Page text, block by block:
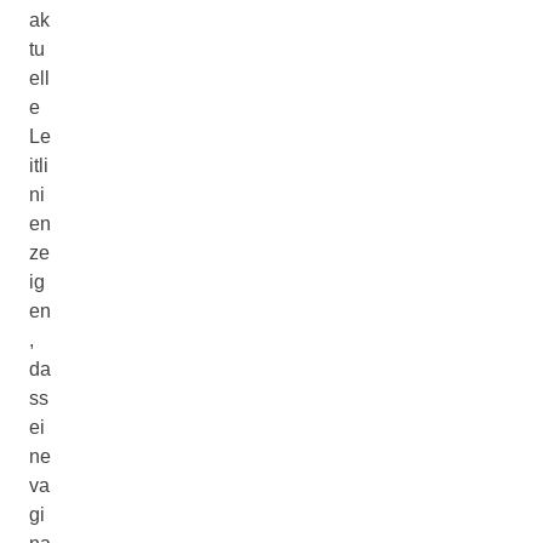
ak
tu
ell
e
Le
itli
ni
en
ze
ig
en
,
da
ss
ei
ne
va
gi